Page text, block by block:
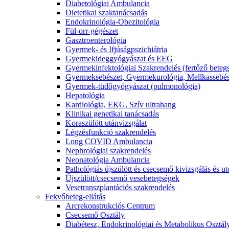
Diabetológiai Ambulancia
Dietetikai szaktanácsadás
Endokrinológia-Obezitológia
Fül-orr-gégészet
Gasztroenterológia
Gyermek- és Ifjúságpszichiátria
Gyermekideggyógyászat és EEG
Gyermekinfektológiai Szakrendelés (fertőző
Gyermeksebészet, Gyermekurológia,
Gyermek-tüdőgyógyászat (pulmonológia)
Hepatológia
Kardiológia, EKG, Szív ultrahang
Klinikai genetikai tanácsadás
Koraszülött utánvizsgálat
Légzésfunkció szakrendelés
Long COVID Ambulancia
Nephrológiai szakrendelés
Neonatológia Ambulancia
Pathológiás újszülött és csecsemő kivizsgálás és
Újszülött/csecsemő vesebetegségek
Vesetranszplantációs szakrendelés
Fekvőbeteg-ellátás
Arcrekonstrukciós Centrum
Csecsemő Osztály
Diabétesz, Endokrinológiai és Metabolikus